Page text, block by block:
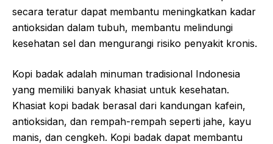
secara teratur dapat membantu meningkatkan kadar
antioksidan dalam tubuh, membantu melindungi
kesehatan sel dan mengurangi risiko penyakit kronis.
Kopi badak adalah minuman tradisional Indonesia
yang memiliki banyak khasiat untuk kesehatan.
Khasiat kopi badak berasal dari kandungan kafein,
antioksidan, dan rempah-rempah seperti jahe, kayu
manis, dan cengkeh. Kopi badak dapat membantu